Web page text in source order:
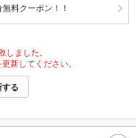
料クーポン！！
ました。
新してください。
る